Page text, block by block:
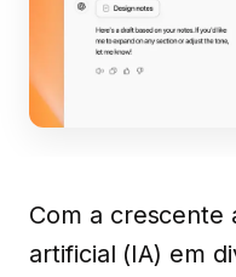
Com a crescente
artificial (IA) em